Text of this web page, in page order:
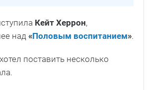
Кейт Херрон,
над «Половым воспитанием».
хотел поставить несколько